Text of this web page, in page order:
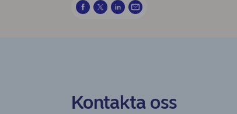
Kontakta oss